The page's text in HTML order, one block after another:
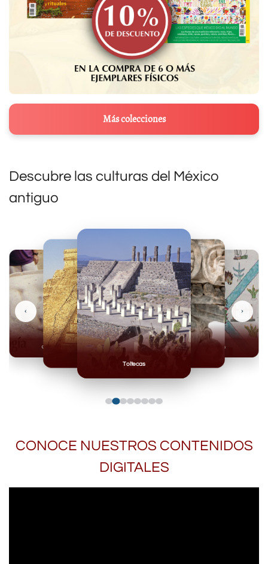
Más colecciones
Descubre las culturas del México
antiguo
Toltecas
Mexicas
Olmecas
‹ ›
CONOCE NUESTROS CONTENIDOS
DIGITALES